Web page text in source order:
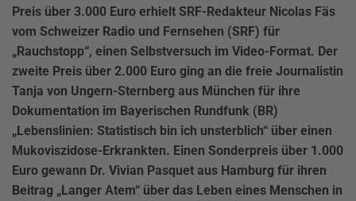
Preis über 3.000 Euro erhielt SRF-Redakteur Nicolas Fäs
vom Schweizer Radio und Fernsehen (SRF) für
„Rauchstopp“, einen Selbstversuch im Video-Format. Der
zweite Preis über 2.000 Euro ging an die freie Journalistin
Tanja von Ungern-Sternberg aus München für ihre
Dokumentation im Bayerischen Rundfunk (BR)
„Lebenslinien: Statistisch bin ich unsterblich“ über einen
Mukoviszidose-Erkrankten. Einen Sonderpreis über 1.000
Euro gewann Dr. Vivian Pasquet aus Hamburg für ihren
Beitrag „Langer Atem“ über das Leben eines Menschen in